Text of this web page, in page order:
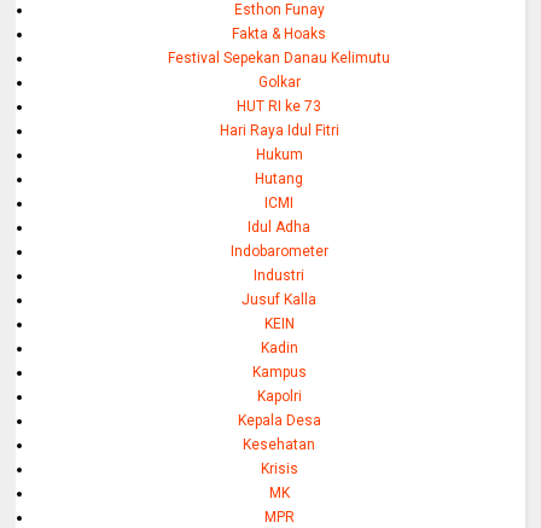
Esthon Funay
Fakta & Hoaks
Festival Sepekan Danau Kelimutu
Golkar
HUT RI ke 73
Hari Raya Idul Fitri
Hukum
Hutang
ICMI
Idul Adha
Indobarometer
Industri
Jusuf Kalla
KEIN
Kadin
Kampus
Kapolri
Kepala Desa
Kesehatan
Krisis
MK
MPR